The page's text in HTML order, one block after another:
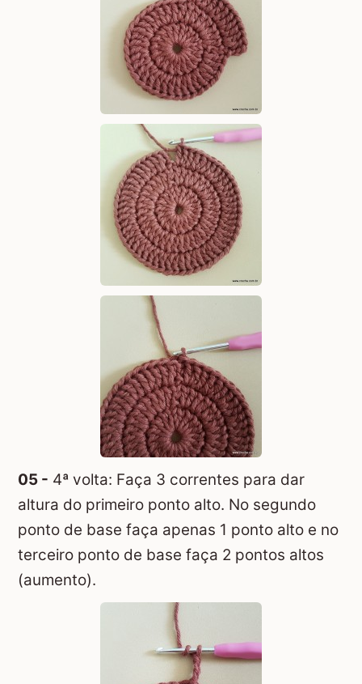
05 - 4ª volta: Faça 3 correntes para dar
altura do primeiro ponto alto. No segundo
ponto de base faça apenas 1 ponto alto e no
terceiro ponto de base faça 2 pontos altos
(aumento).